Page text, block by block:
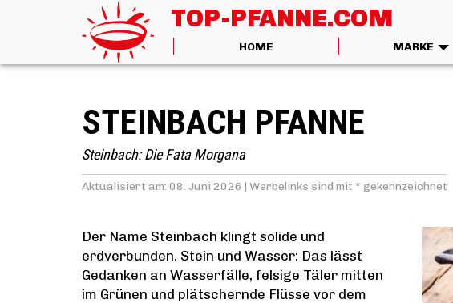
TOP-PFANNE.COM
HOME MARKE
STEINBACH PFANNE
Steinbach: Die Fata Morgana
Aktualisiert am: 08. Juni 2026 | Werbelinks sind mit * gekennzeichnet
Der Name Steinbach klingt solide und
erdverbunden. Stein und Wasser: Das lässt
Gedanken an Wasserfälle, felsige Täler mitten
im Grünen und plätschernde Flüsse vor dem